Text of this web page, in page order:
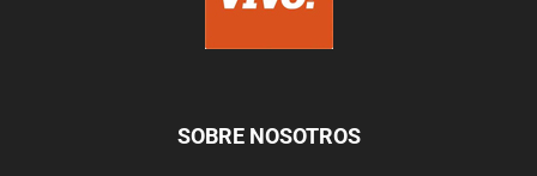
SOBRE NOSOTROS